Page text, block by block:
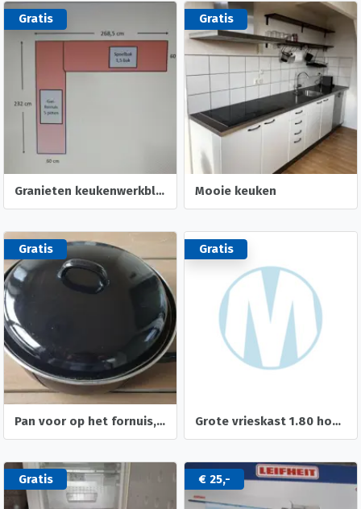
Gratis
Granieten keukenwerkblad
Gratis
Mooie keuken
Gratis
Pan voor op het fornuis, kookplaat en/of gas
Gratis
Grote vrieskast 1.80 hoog wegens verhuizing
Gratis € 25,-